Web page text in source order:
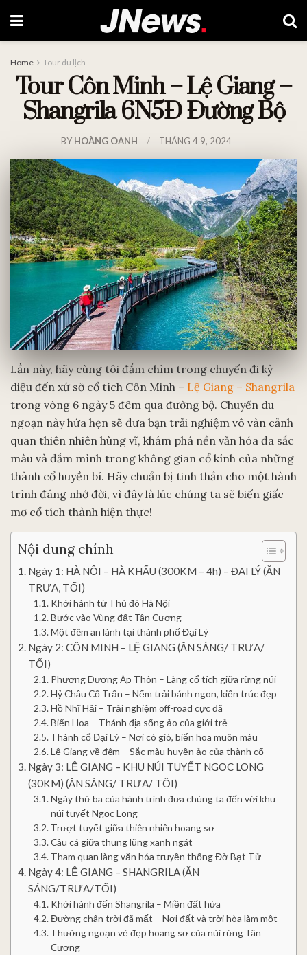
Home Tour du lịch
Tour Côn Minh – Lệ Giang –
Shangrila 6N5Đ Đường Bộ
BY HOÀNG OANH THÁNG 4 9, 2024
Lần này, hãy cùng tôi đắm chìm trong chuyến đi kỳ
diệu đến xứ sở cổ tích Côn Minh – Lệ Giang – Shangrila
trong vòng 6 ngày 5 đêm qua đường bộ. Chuyến du
ngoạn này hứa hẹn sẽ đưa bạn trải nghiệm vô vàn cảnh
quan thiên nhiên hùng vĩ, khám phá nền văn hóa đa sắc
màu và đắm mình trong không gian cổ kính của những
thành cổ huyền bí. Hãy chuẩn bị tinh thần cho một hành
trình đáng nhớ đời, vì đây là lúc chúng ta sẽ biến giấc
mơ cổ tích thành hiện thực!
Nội dung chính
Ngày 1: HÀ NỘI – HÀ KHẨU (300KM – 4h) – ĐẠI LÝ (ĂN
TRƯA, TỐI)
Khởi hành từ Thủ đô Hà Nội
Bước vào Vùng đất Tân Cương
Một đêm an lành tại thành phố Đại Lý
Ngày 2: CÔN MINH – LỆ GIANG (ĂN SÁNG/ TRƯA/
TỐI)
Phương Dương Áp Thôn – Làng cổ tích giữa rừng núi
Hỷ Châu Cổ Trấn – Nếm trải bánh ngon, kiến trúc đẹp
Hồ Nhĩ Hải – Trải nghiệm off-road cực đã
Biển Hoa – Thánh địa sống ảo của giới trẻ
Thành cổ Đại Lý – Nơi có gió, biển hoa muôn màu
Lệ Giang về đêm – Sắc màu huyền ảo của thành cổ
Ngày 3: LỆ GIANG – KHU NÚI TUYẾT NGỌC LONG
(30KM) (ĂN SÁNG/ TRƯA/ TỐI)
Ngày thứ ba của hành trình đưa chúng ta đến với khu
núi tuyết Ngọc Long
Trượt tuyết giữa thiên nhiên hoang sơ
Câu cá giữa thung lũng xanh ngát
Tham quan làng văn hóa truyền thống Đờ Bạt Tử
Ngày 4: LỆ GIANG – SHANGRILA (ĂN
SÁNG/TRƯA/TỐI)
Khởi hành đến Shangrila – Miền đất hứa
Đường chân trời đã mất – Nơi đất và trời hòa làm một
Thưởng ngoạn vẻ đẹp hoang sơ của núi rừng Tân
Cương